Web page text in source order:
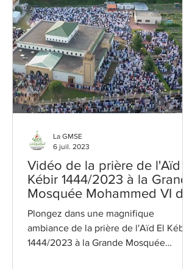
Vidéo de la prière de l'Aïd El
Kébir 1444/2023 à la Grande
Mosquée Mohammed VI de
Saint-Étienne
Plongez dans une magnifique
ambiance de la prière de l'Aïd El Kébir
1444/2023 à la Grande Mosquée
La GMSE
6 juil. 2023